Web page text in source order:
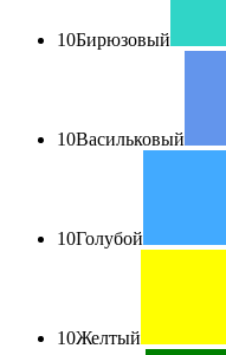
10Бирюзовый
10Васильковый
10Голубой
10Желтый